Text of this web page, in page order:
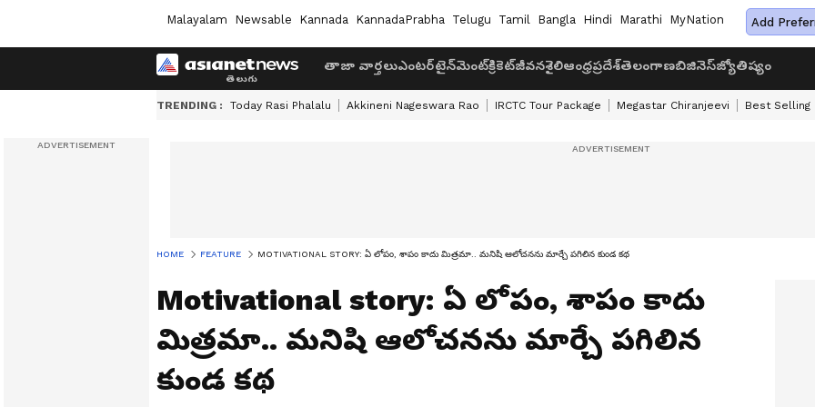
Malayalam Newsable Kannada KannadaPrabha Telugu Tamil Bangla Hindi Marathi MyNation Add
తాజా వార్తలుఎంటర్‌టైన్‌మెంట్క్రికెట్జీవనశైలిఆంధ్రప్రదేశ్తెలంగాణబిజినెస్జ్యోతిష్యం
TRENDING : Today Rasi Phalalu Akkineni Nageswara Rao IRCTC Tour Package Megastar Chiranjeevi Best Selling
HOME FEATURE MOTIVATIONAL STORY: ఏ లోపం, శాపం కాదు మిత్ర‌మా.. మ‌నిషి ఆలోచ‌న‌ను మార్చే ప‌గిలిన కుండ క‌థ‌
Motivational story: ఏ లోపం, శాపం కాదు
మిత్ర‌మా.. మ‌నిషి ఆలోచ‌న‌ను మార్చే ప‌గిలిన
కుండ క‌థ‌